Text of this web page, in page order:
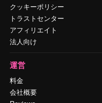
クッキーポリシー
トラストセンター
アフィリエイト
法人向け
運営
料金
会社概要